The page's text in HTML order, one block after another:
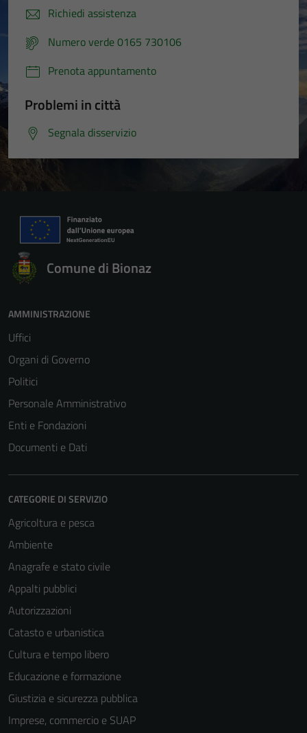
Richiedi assistenza
Numero verde 0165 730106
Prenota appuntamento
Problemi in città
Segnala disservizio
Comune di Bionaz
AMMINISTRAZIONE
Uffici
Organi di Governo
Politici
Personale Amministrativo
Enti e Fondazioni
Documenti e Dati
CATEGORIE DI SERVIZIO
Agricoltura e pesca
Ambiente
Anagrafe e stato civile
Appalti pubblici
Autorizzazioni
Catasto e urbanistica
Cultura e tempo libero
Educazione e formazione
Giustizia e sicurezza pubblica
Imprese, commercio e SUAP